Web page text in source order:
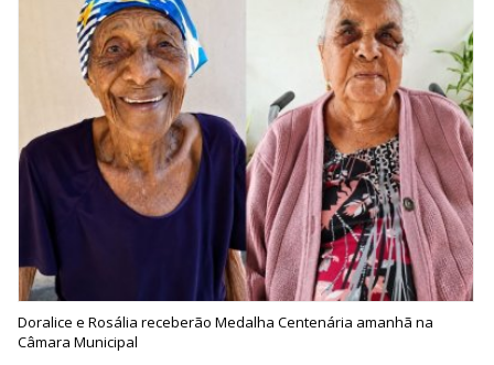
Doralice e Rosália receberão Medalha Centenária amanhã na
Câmara Municipal